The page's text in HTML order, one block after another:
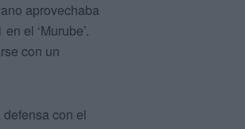
aprovechaba
el ‘Murube’.
con un
con el